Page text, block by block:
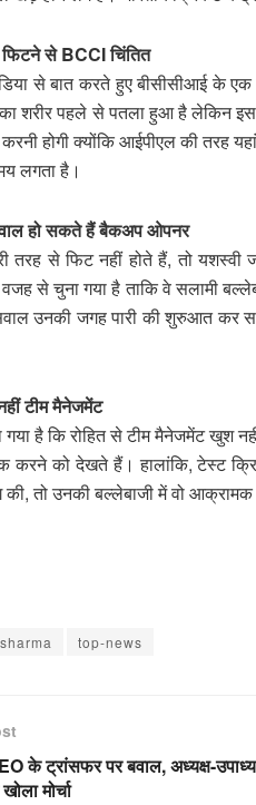
फिटने से BCCI चिंतित
से बात करते हुए बीसीसीआई के
शरीर पहले से पतला हुआ है लेकिन
होगी क्योंकि आईपीएल की तरह
लगता है।
हो सकते हैं बैकअप ओपनर
तरह से फिट नहीं होते हैं, तो
से चुना गया है ताकि वे सलामी
उनकी जगह पारी की शुरुआत कर
टीम मैनेजमेंट
गया है कि रोहित से टीम मैनेजमेंट
करने को देखते हैं। हालांकि, टेस्ट
की, तो उनकी बल्लेबाजी में वो
top-news
के ट्रांसफर पर बवाल, अध्यक्ष-
मोर्चा